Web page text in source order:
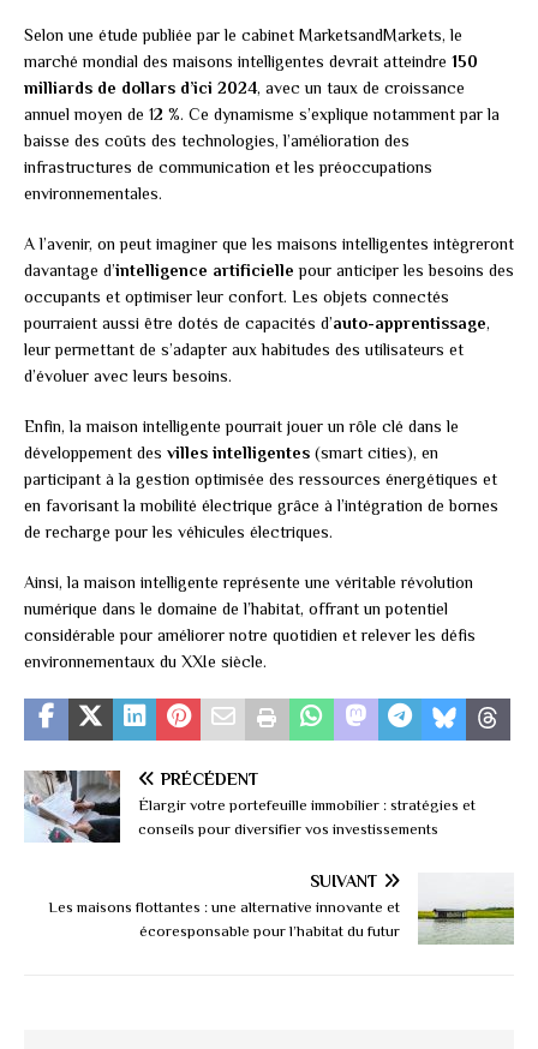
Selon une étude publiée par le cabinet MarketsandMarkets, le
marché mondial des maisons intelligentes devrait atteindre 150
milliards de dollars d’ici 2024, avec un taux de croissance
annuel moyen de 12 %. Ce dynamisme s’explique notamment par la
baisse des coûts des technologies, l’amélioration des
infrastructures de communication et les préoccupations
environnementales.
A l’avenir, on peut imaginer que les maisons intelligentes intègreront
davantage d’intelligence artificielle pour anticiper les besoins des
occupants et optimiser leur confort. Les objets connectés
pourraient aussi être dotés de capacités d’auto-apprentissage,
leur permettant de s’adapter aux habitudes des utilisateurs et
d’évoluer avec leurs besoins.
Enfin, la maison intelligente pourrait jouer un rôle clé dans le
développement des villes intelligentes (smart cities), en
participant à la gestion optimisée des ressources énergétiques et
en favorisant la mobilité électrique grâce à l’intégration de bornes
de recharge pour les véhicules électriques.
Ainsi, la maison intelligente représente une véritable révolution
numérique dans le domaine de l’habitat, offrant un potentiel
considérable pour améliorer notre quotidien et relever les défis
environnementaux du XXIe siècle.
PRÉCÉDENT
Élargir votre portefeuille immobilier : stratégies et
conseils pour diversifier vos investissements
SUIVANT
Les maisons flottantes : une alternative innovante et
écoresponsable pour l’habitat du futur